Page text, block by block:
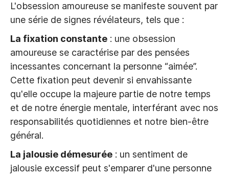
L'obsession amoureuse se manifeste souvent par
une série de signes révélateurs, tels que :
La fixation constante : une obsession
amoureuse se caractérise par des pensées
incessantes concernant la personne “aimée”.
Cette fixation peut devenir si envahissante
qu'elle occupe la majeure partie de notre temps
et de notre énergie mentale, interférant avec nos
responsabilités quotidiennes et notre bien-être
général.
La jalousie démesurée : un sentiment de
jalousie excessif peut s'emparer d'une personne